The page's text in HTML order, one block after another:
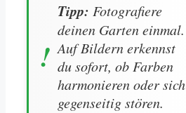
Tipp: Fotografiere
deinen Garten einmal.
Auf Bildern erkennst
du sofort, ob Farben
harmonieren oder sich
gegenseitig stören.